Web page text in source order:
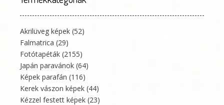
Akrilüveg képek (52)
Falmatrica (29)
Fotótapéták (2155)
Japán paravánok (64)
Képek parafán (116)
Kerek vászon képek (44)
Kézzel festett képek (23)